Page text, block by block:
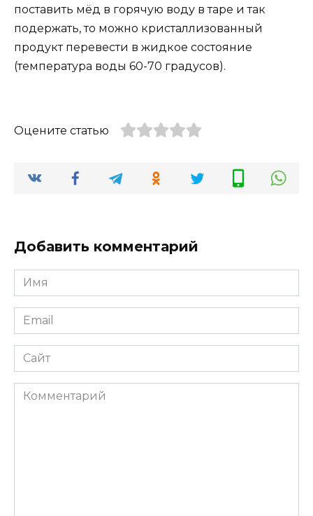
поставить мёд в горячую воду в таре и так
подержать, то можно кристаллизованный
продукт перевести в жидкое состояние
(температура воды 60-70 градусов).
Оцените статью
Добавить комментарий
Имя
*
Email
*
Сайт
Комментарий